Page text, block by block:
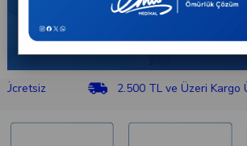
2.500 TL ve Üzeri Kargo Ücretsiz